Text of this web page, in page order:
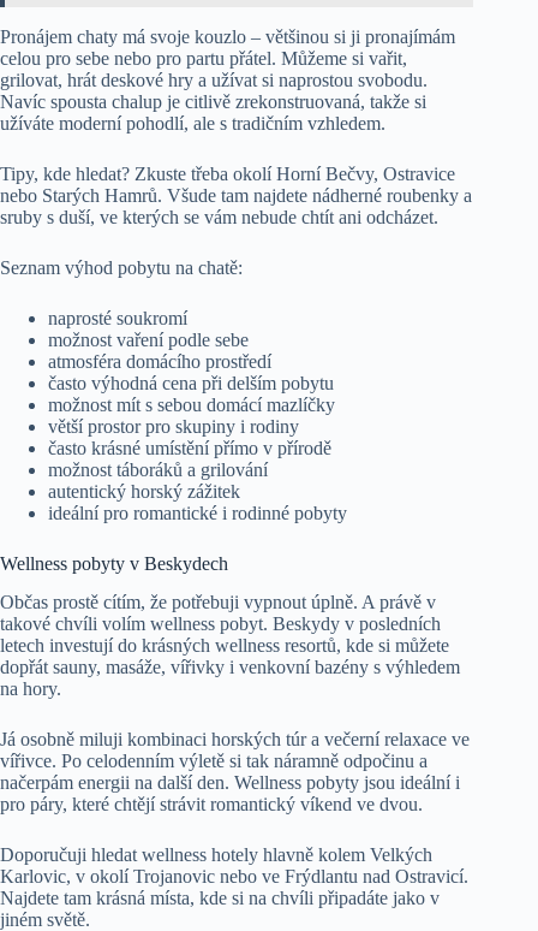
Pronájem chaty má svoje kouzlo – většinou si ji pronajímám
celou pro sebe nebo pro partu přátel. Můžeme si vařit,
grilovat, hrát deskové hry a užívat si naprostou svobodu.
Navíc spousta chalup je citlivě zrekonstruovaná, takže si
užíváte moderní pohodlí, ale s tradičním vzhledem.
Tipy, kde hledat? Zkuste třeba okolí Horní Bečvy, Ostravice
nebo Starých Hamrů. Všude tam najdete nádherné roubenky a
sruby s duší, ve kterých se vám nebude chtít ani odcházet.
Seznam výhod pobytu na chatě:
naprosté soukromí
možnost vaření podle sebe
atmosféra domácího prostředí
často výhodná cena při delším pobytu
možnost mít s sebou domácí mazlíčky
větší prostor pro skupiny i rodiny
často krásné umístění přímo v přírodě
možnost táboráků a grilování
autentický horský zážitek
ideální pro romantické i rodinné pobyty
Wellness pobyty v Beskydech
Občas prostě cítím, že potřebuji vypnout úplně. A právě v
takové chvíli volím wellness pobyt. Beskydy v posledních
letech investují do krásných wellness resortů, kde si můžete
dopřát sauny, masáže, vířivky i venkovní bazény s výhledem
na hory.
Já osobně miluji kombinaci horských túr a večerní relaxace ve
vířivce. Po celodenním výletě si tak náramně odpočinu a
načerpám energii na další den. Wellness pobyty jsou ideální i
pro páry, které chtějí strávit romantický víkend ve dvou.
Doporučuji hledat wellness hotely hlavně kolem Velkých
Karlovic, v okolí Trojanovic nebo ve Frýdlantu nad Ostravicí.
Najdete tam krásná místa, kde si na chvíli připadáte jako v
jiném světě.